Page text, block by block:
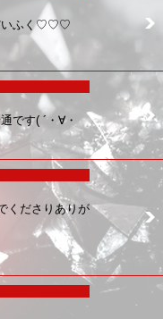
いふく♡♡♡
です( ´・∀・
くださりありが